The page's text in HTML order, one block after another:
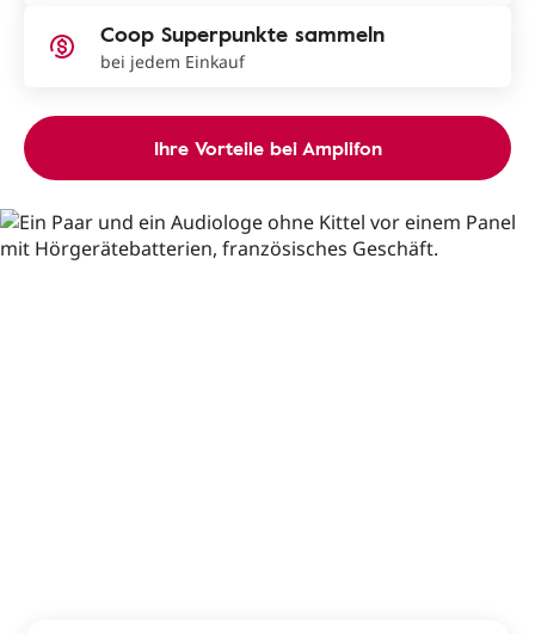
Coop Superpunkte sammeln
bei jedem Einkauf
Ihre Vorteile bei Amplifon